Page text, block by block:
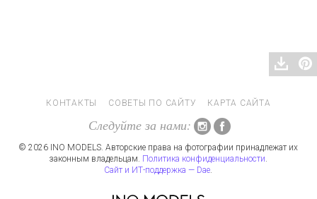
КОНТАКТЫ СОВЕТЫ ПО САЙТУ КАРТА САЙТА
Следуйте за нами:
© 2026 INO MODELS. Авторские права на фотографии принадлежат их
законным владельцам. Политика конфиденциальности.
Сайт и ИТ-поддержка — Dae.